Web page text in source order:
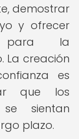
demostrar
y ofrecer
para la
La creación
es
que los
se sientan
plazo.